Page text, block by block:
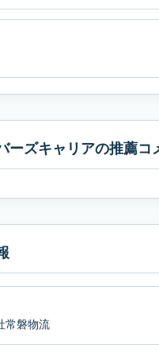
ーズキャリアの推薦コ
常磐物流